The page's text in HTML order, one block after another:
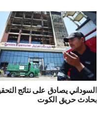
السوداني يصادق على نتائج
بحادث حريق الكوت